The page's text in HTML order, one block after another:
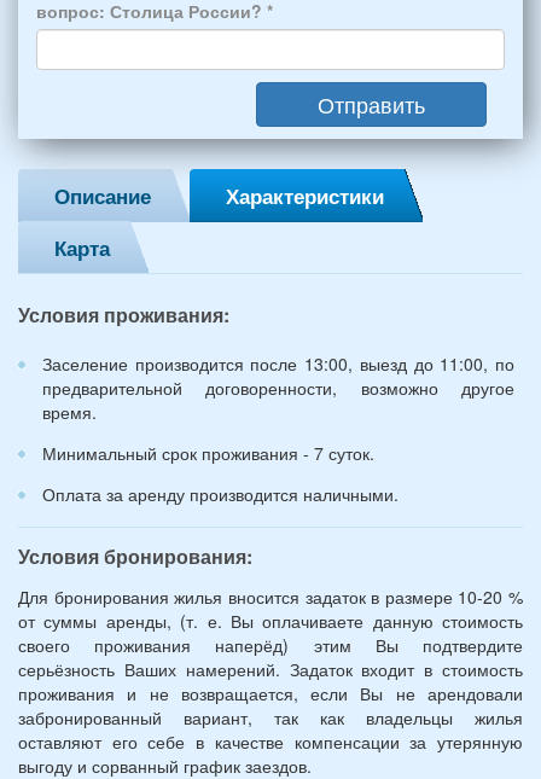
4
взрослых
и
2
детей
(возраст
и
лет):
вопрос: Столица России? *
Отправить
Описание
Характеристики
Карта
Условия проживания:
Заселение производится после 13:00, выезд до 11:00, по
предварительной договоренности, возможно другое
время.
Минимальный срок проживания - 7 суток.
Оплата за аренду производится наличными.
Условия бронирования:
Для бронирования жилья вносится задаток в размере 10-20 %
от суммы аренды, (т. е. Вы оплачиваете данную стоимость
своего проживания наперёд) этим Вы подтвердите
серьёзность Ваших намерений. Задаток входит в стоимость
проживания и не возвращается, если Вы не арендовали
забронированный вариант, так как владельцы жилья
оставляют его себе в качестве компенсации за утерянную
выгоду и сорванный график заездов.